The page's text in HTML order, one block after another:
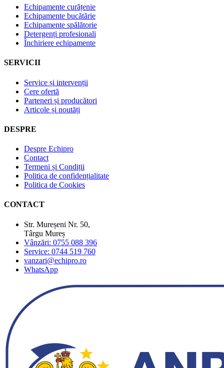
Echipamente curățenie
Echipamente bucătărie
Echipamente spălătorie
Detergenți profesionali
Închiriere echipamente
SERVICII
Service și intervenții
Cere ofertă
Parteneri și producători
Articole și noutăți
DESPRE
Despre Echipro
Contact
Termeni și Condiții
Politica de confidențialitate
Politica de Cookies
CONTACT
Str. Mureșeni Nr. 50,
Târgu Mureș
Vânzări: 0755 088 396
Service: 0744 519 760
vanzari@echipro.ro
WhatsApp